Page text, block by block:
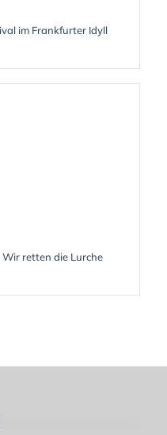
im Frankfurter Idyll
retten die Lurche